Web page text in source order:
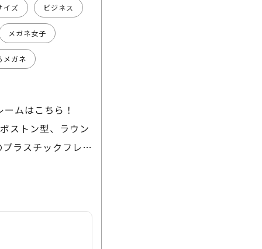
イズ ビジネス
メガネ女子
メガネ
ムはこちら！
ストン型、ラウン
ラスチックフレー